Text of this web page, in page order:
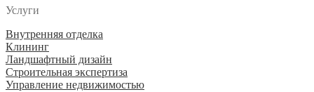
Услуги
Внутренняя отделка
Клининг
Ландшафтный дизайн
Строительная экспертиза
Управление недвижимостью